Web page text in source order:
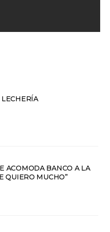
ACOMODA BANCO A LA
QUIERO MUCHO”